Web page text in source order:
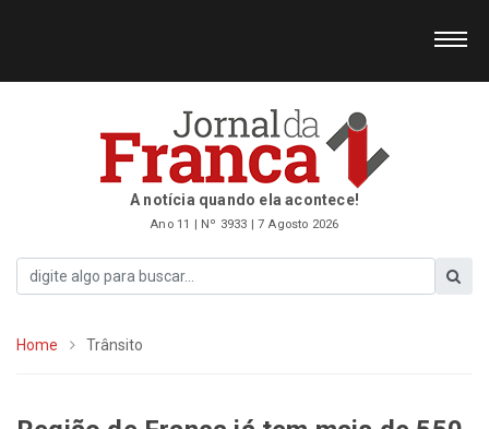
A notícia quando ela acontece!
Ano 11 | Nº 3933 | 7 Agosto 2026
Home Trânsito